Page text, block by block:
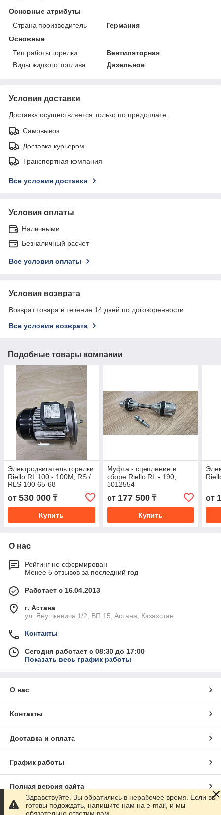
Основные атрибуты
Страна производитель
Германия
Основные
Тип работы горелки
Вентиляторная
Виды жидкого топлива
Дизельное
Условия доставки
Доставка осуществляется только по предоплате.
Самовывоз
Доставка курьером
Транспортная компания
Все условия доставки
Условия оплаты
Наличными
Безналичный расчет
Все условия оплаты
Условия возврата
Возврат товара в течение 14 дней по договоренности
Все условия возврата
Подобные товары компании
Электродвигатель горелки
Riello RL 100 - 100М, RS /
RLS 100-65-68
от 530 000 ₸
Купить
Муфта - сцепление в
сборе Riello RL - 190,
3012554
от 177 500₸
Купить
от
О нас
Рейтинг не сформирован
Менее 5 отзывов за последний год
Работает с 16.04.2013
г. Астана
ул. Янушкевича 1/2, ВП 15, Астана, Казахстан
Контакты
Сегодня работает с 08:30 до 17:00
Показать весь график работы
О нас
Контакты
Доставка и оплата
График работы
Полная версия сайта
Сайт создан на маркетплейсе
Здравствуйте. Вы обратились в нерабочее время. Если вы
готовы подождать, напишите нам на e-mail, и мы
обязательно ответим вам.